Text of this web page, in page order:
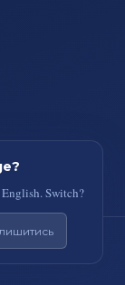
м. Київ
Switch?